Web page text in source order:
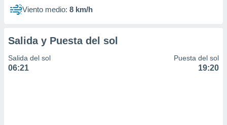
1199
Viento medio: 8 km/h
Salida y Puesta del sol
Salida del sol
06:21
Puesta del sol
19:20